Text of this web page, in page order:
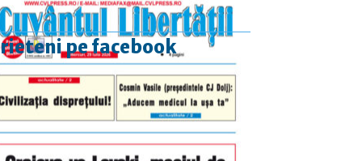
pe facebook